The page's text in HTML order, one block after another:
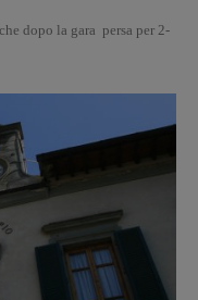
dopo la gara persa per 2-